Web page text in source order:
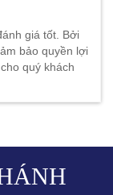
giá tốt. Bởi
bảo quyền lợi
quý khách